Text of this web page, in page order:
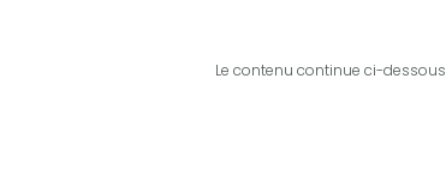
Le contenu continue ci-dessous